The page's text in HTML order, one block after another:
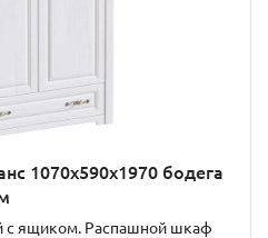
1070х590х1970 бодега
с ящиком. Распашной шкаф